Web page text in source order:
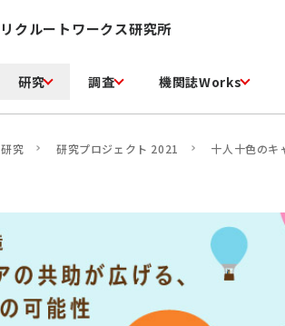
リクルートワークス研究所
研究 調査 機関誌Works
研究 研究プロジェクト 2021 十人十色のキ